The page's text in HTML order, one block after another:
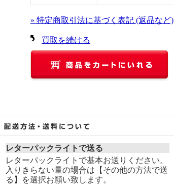
» 特定商取引法に基づく表記 (返品など)
買取を続ける
レターパックライトで送る
レターパックライトで基本お送りください。
入りきらない量の場合は【その他の方法で送
る】を選択お願い致します。